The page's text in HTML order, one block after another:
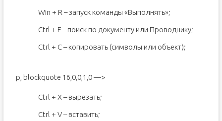
Win + R – запуск команды «Выполнять»;
Ctrl + F – поиск по документу или Проводнику;
Ctrl + C – копировать (символы или объект);
p, blockquote 16,0,0,1,0 —>
Ctrl + X – вырезать;
Ctrl + V – вставить;